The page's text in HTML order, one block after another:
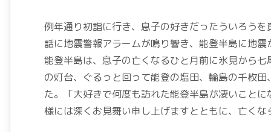
例年通り初詣に行き、息子の好きだったういろう
話に地震警報アラームが鳴り響き、能登半島に地震
能登半島は、息子の亡くなるひと月前に氷見から
の灯台、ぐるっと回って能登の塩田、輪島の千枚
た。「大好きで何度も訪れた能登半島が凄いこと
様には深くお見舞い申し上げますとともに、亡く